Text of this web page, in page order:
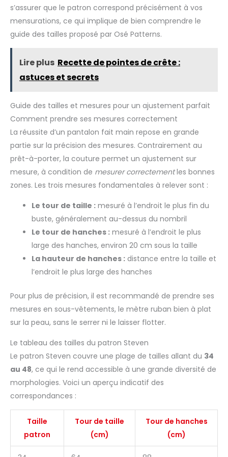
facilement les deux extrémités des fermetures éclair en
des réparations et des installations pour vêtements et sacs
Cet accessoire de couture est idéal pour les artisans, les
couturiers professionnels et les couturiers à la maison qui
les niveaux de compétence
s’assurer que le patron correspond précisément à vos
mensurations, ce qui implique de bien comprendre le
guide des tailles proposé par Osé Patterns.
Lire plus Recette de pointes de crête :
astuces et secrets
Guide des tailles et mesures pour un ajustement parfait
Comment prendre ses mesures correctement
La réussite d’un pantalon fait main repose en grande
partie sur la précision des mesures. Contrairement au
prêt-à-porter, la couture permet un ajustement sur
mesure, à condition de mesurer correctementles bonnes
zones. Les trois mesures fondamentales à relever sont :
Le tour de taille : mesuré à l’endroit le plus fin du
buste, généralement au-dessus du nombril
Le tour de hanches : mesuré à l’endroit le plus
large des hanches, environ 20 cm sous la taille
La hauteur de hanches : distance entre la taille et
l’endroit le plus large des hanches
Pour plus de précision, il est recommandé de prendre ses
mesures en sous-vêtements, le mètre ruban bien à plat
sur la peau, sans le serrer ni le laisser flotter.
Le tableau des tailles du patron Steven
Le patron Steven couvre une plage de tailles allant du 34
au 48, ce qui le rend accessible à une grande diversité de
morphologies. Voici un aperçu indicatif des
correspondances :
Taille
patron
Tour de taille
(cm)
Tour de hanches
(cm)